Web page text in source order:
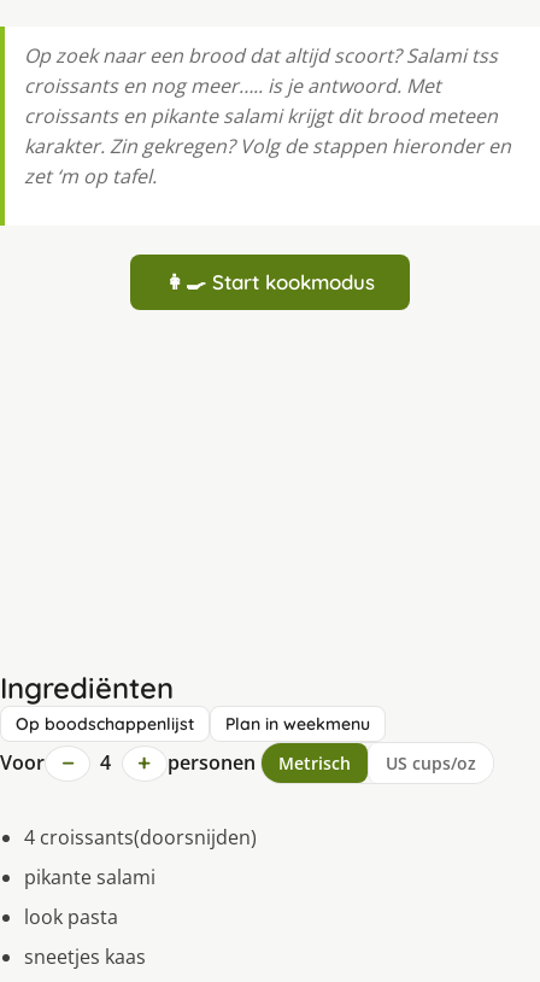
Op zoek naar een brood dat altijd scoort? Salami tss
croissants en nog meer….. is je antwoord. Met
croissants en pikante salami krijgt dit brood meteen
karakter. Zin gekregen? Volg de stappen hieronder en
zet ‘m op tafel.
👩‍🍳 Start kookmodus
Ingrediënten
Op boodschappenlijst Plan in weekmenu
Voor − 4 + personen Metrisch US cups/oz
4 croissants(doorsnijden)
pikante salami
look pasta
sneetjes kaas